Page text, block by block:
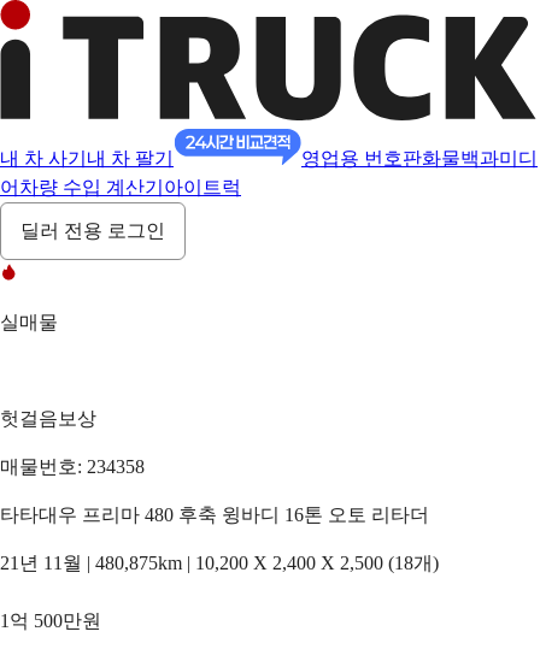
내 차 사기 내 차 팔기 영업용 번호판화물백과미디
어 차량 수입 계산기 아이트럭
딜러 전용 로그인
실매물
헛걸음보상
매물번호: 234358
타타대우 프리마 480 후축 윙바디 16톤 오토 리타더
21년 11월 | 480,875km | 10,200 X 2,400 X 2,500 (18개)
1억 500만원